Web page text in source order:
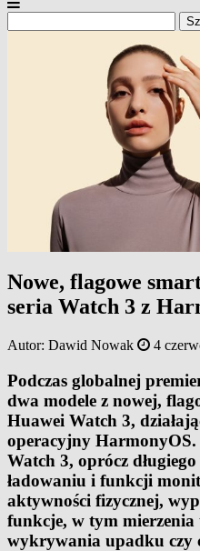
Nowe, flagowe
seria Watch 3 z
Autor: Dawid Nowak 4
Podczas globalnej
dwa modele z nowej,
Huawei Watch 3,
operacyjny
Watch 3, oprócz
ładowaniu i funkcji
aktywności fizycznej,
funkcje, w tym mierzenia
wykrywania upadku czy